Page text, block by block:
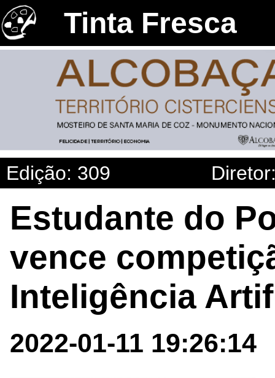
Tinta Fresca
Edição: 309
Estudante do
vence
Inteligência
2022-01-11 19:26:14